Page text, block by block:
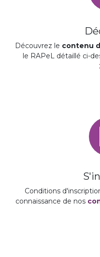
Découvrez le contenu
le RAPeL détaillé ci-
Conditions
connaissance de nos